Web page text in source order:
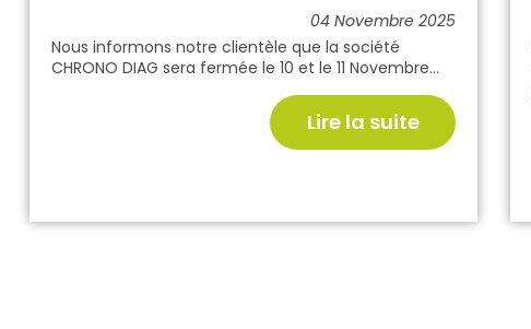
04 Novembre 2025
Nous informons notre clientèle que la société
CHRONO DIAG sera fermée le 10 et le 11 Novembre...
Lire la suite